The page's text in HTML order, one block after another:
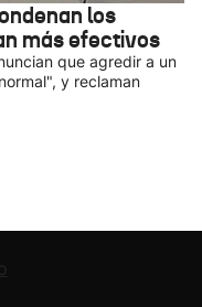
los
más efectivos
que agredir a un
y reclaman